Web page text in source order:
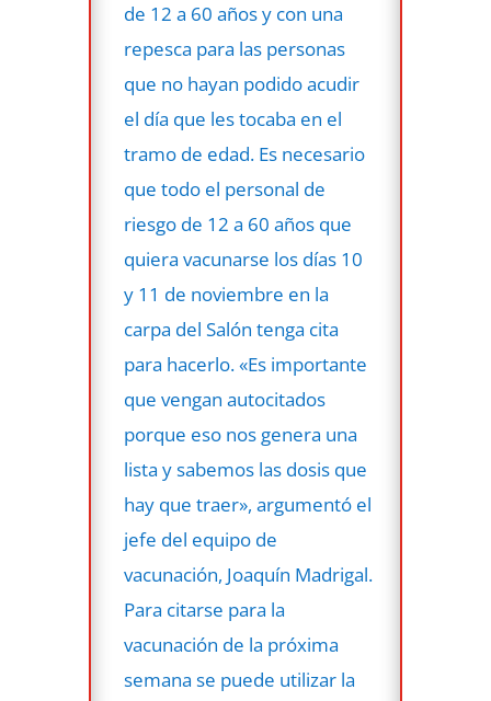
de 12 a 60 años y con una
repesca para las personas
que no hayan podido acudir
el día que les tocaba en el
tramo de edad. Es necesario
que todo el personal de
riesgo de 12 a 60 años que
quiera vacunarse los días 10
y 11 de noviembre en la
carpa del Salón tenga cita
para hacerlo. «Es importante
que vengan autocitados
porque eso nos genera una
lista y sabemos las dosis que
hay que traer», argumentó el
jefe del equipo de
vacunación, Joaquín Madrigal.
Para citarse para la
vacunación de la próxima
semana se puede utilizar la